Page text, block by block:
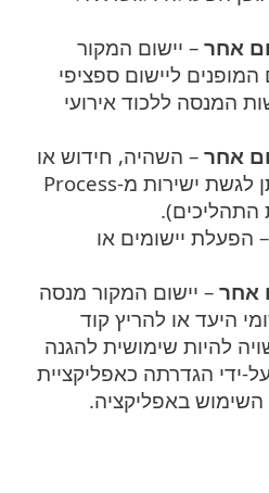
אחר – יישום המקור
ליישום ספציפי
המנסה ללכוד אירועי
אחר – השהיה, חידוש או
עצירה של תהליך (ניתן לגשת ישירות מ-Process
– הפעלת יישומים או
אחר– יישום המקור מנסה
היעד או להריץ קוד
להיות שימושית להגנה
ידי הגדרתה כאפליקציית
באפליקציה.